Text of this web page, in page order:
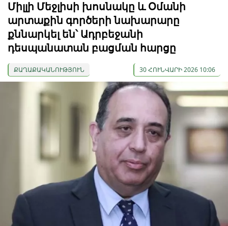
Միլլի Մեջլիսի խոսնակը և Օմանի
արտաքին գործերի նախարարը
քննարկել են՝ Ադրբեջանի
դեսպանատան բացման հարցը
ՔԱՂԱՔԱԿԱՆՈՒԹՅՈՒՆ 30 ՀՈՒՆՎԱՐԻ 2026 10:06